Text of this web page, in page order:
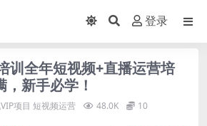
登录
训全年短视频+直播运营培
新手必学！
项目 短视频运营 48.0K 10